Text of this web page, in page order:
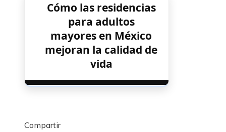
Cómo las residencias
para adultos
mayores en México
mejoran la calidad de
vida
Compartir